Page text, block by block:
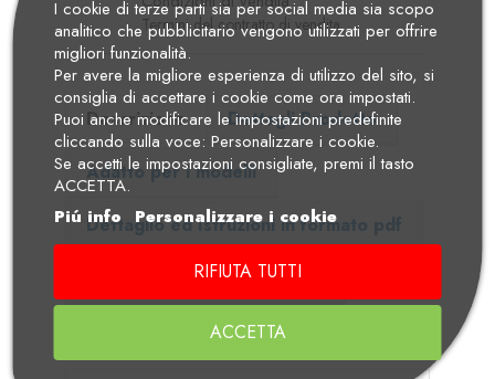
Termini del contratto di vendita
Descrizione Dettagli Prodotto
Adatto per i modelli
Dettaglio ed Istruzioni in formato pdf
Note Generiche Wunderlich
I cookie di terze parti sia per social media sia scopo
analitico che pubblicitario vengono utilizzati per offrire
migliori funzionalità.
Per avere la migliore esperienza di utilizzo del sito, si
consiglia di accettare i cookie come ora impostati.
Puoi anche modificare le impostazioni predefinite
cliccando sulla voce: Personalizzare i cookie.
Se accetti le impostazioni consigliate, premi il tasto
ACCETTA.
Piú info
Personalizzare i cookie
RIFIUTA TUTTI
ACCETTA